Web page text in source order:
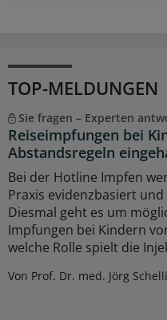
TOP-MELDUNGEN
Sie fragen – Experten
Reiseimpfungen bei
Abstandsregeln
Bei der Hotline Impfen
Praxis evidenzbasiert
Diesmal geht es um
Impfungen bei Kindern
welche Rolle spielt die
Von Prof. Dr. med. Jörg